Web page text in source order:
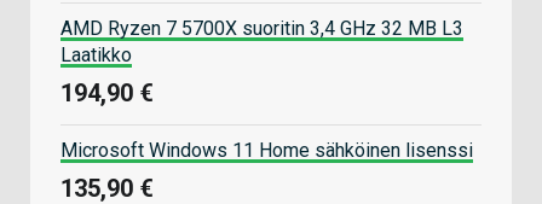
AMD Ryzen 7 5700X suoritin 3,4 GHz 32 MB L3
Laatikko
194,90 €
Microsoft Windows 11 Home sähköinen lisenssi
135,90 €